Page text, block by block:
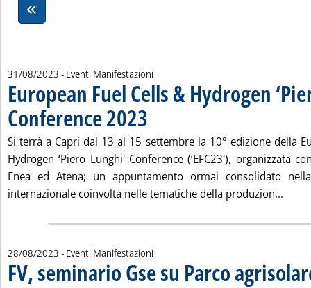
31/08/2023 - Eventi Manifestazioni
European Fuel Cells & Hydrogen
Conference 2023 . Pubblicata giovedì 31 agosto 2023 alle 16.0.
Si terrà a Capri dal 13 al 15 settembre la 10° edizione della
Hydrogen ‘Piero Lunghi' Conference (‘EFC23'), organizzata
Enea ed Atena; un appuntamento ormai consolidato
internazionale coinvolta nelle tematiche della produzion...
28/08/2023 - Eventi Manifestazioni
FV, seminario Gse su Parco